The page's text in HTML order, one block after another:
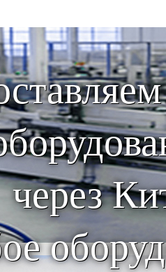
через